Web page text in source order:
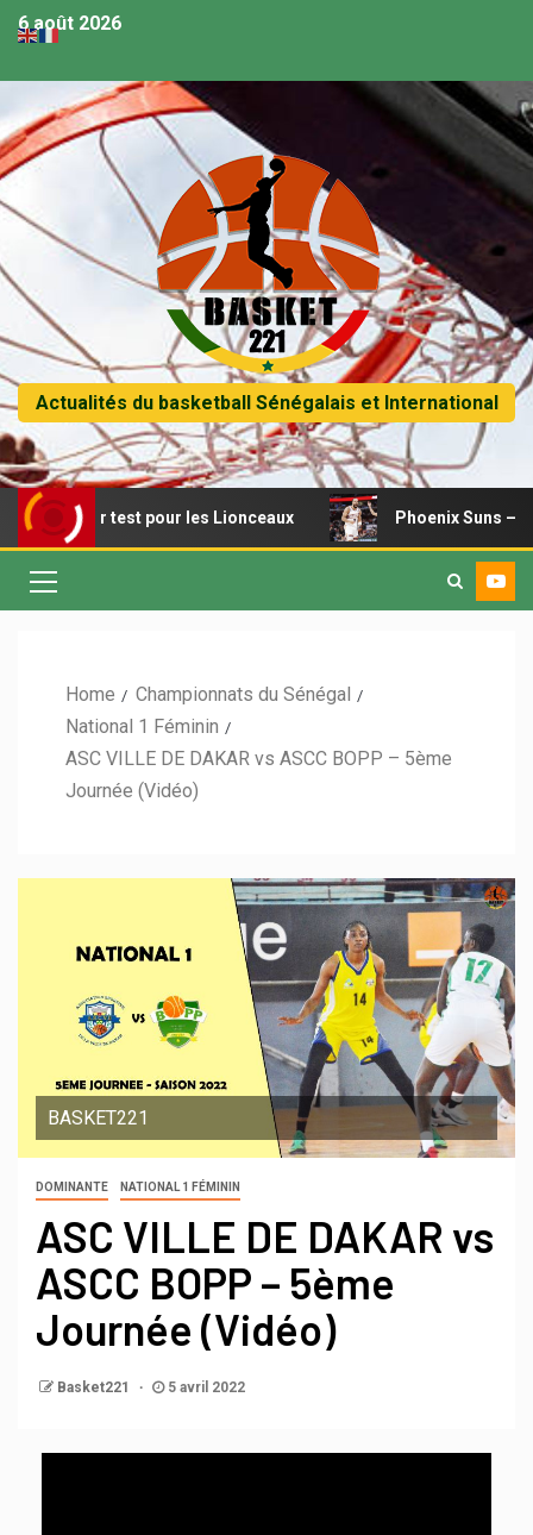
6 août 2026
Actualités du basketball Sénégalais et International
test pour les Lionceaux Phoenix Suns – Dillon
Home
Championnats du Sénégal
National 1 Féminin
ASC VILLE DE DAKAR vs ASCC BOPP – 5ème
Journée (Vidéo)
BASKET221
DOMINANTE NATIONAL 1 FÉMININ
ASC VILLE DE DAKAR vs
ASCC BOPP – 5ème
Journée (Vidéo)
Basket221 5 avril 2022